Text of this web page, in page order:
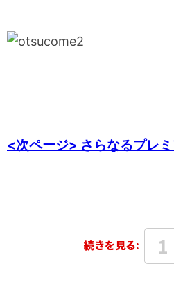
<次ページ> さらなるプレ
続きを見る: 1